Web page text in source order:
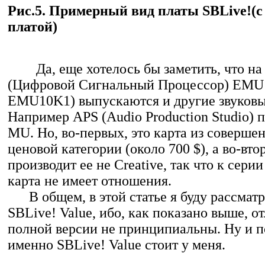
Рис.5. Примерный вид платы SBLive!(с
платой)
Да, еще хотелось бы заметить, что на
(Цифровой Сигнальный Процессор)
EMU10K1) выпускаются и другие
Например APS (Audio Production Studio)
MU. Но, во-первых, это карта из
ценовой категории (около 700 $), а во-
производит ее не Creative, так что к
карта не имеет отношения.
В общем, в этой статье я буду
SBLive! Value, ибо, как показано выше,
полной версии не принципиальны. Ну и
именно SBLive! Value стоит у меня.